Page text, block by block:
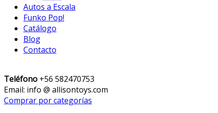
Autos a Escala
Funko Pop!
Catálogo
Blog
Contacto
Teléfono +56 582470753
Email: info @ allisontoys.com
Comprar por categorías